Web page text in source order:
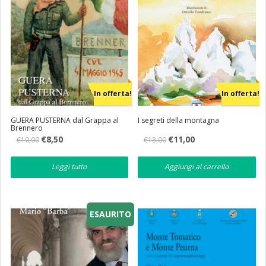
In offerta!
GUERA PUSTERNA dal Grappa al
Brennero
€10,00 Il
originale
€8,50Il
attuale
è:
Leggi tutto
In offerta!
I segreti della montagna
€13,00 Il
originale
era:
€11,00Il
attuale
è:
Aggiungi al carrello
ESAURITO